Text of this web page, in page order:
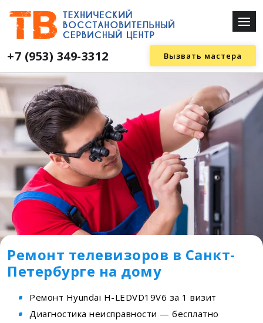
+7 (953) 349-3312 Вызвать мастера
Ремонт телевизоров в Санкт-
Петербурге на дому
Ремонт Hyundai H-LEDVD19V6 за 1 визит
Диагностика неисправности — бесплатно